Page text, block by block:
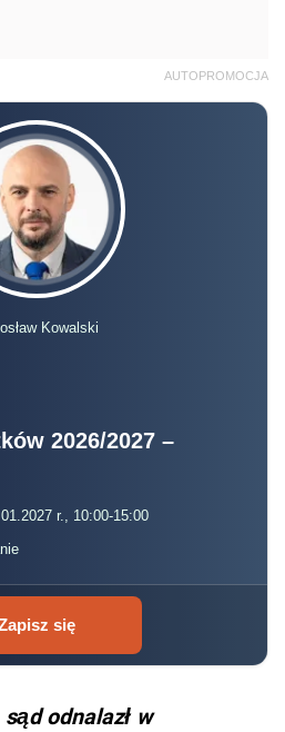
AUTOPROMOCJA
Kowalski
2026/2027 –
r., 10:00-15:00
się
sąd odnalazł w